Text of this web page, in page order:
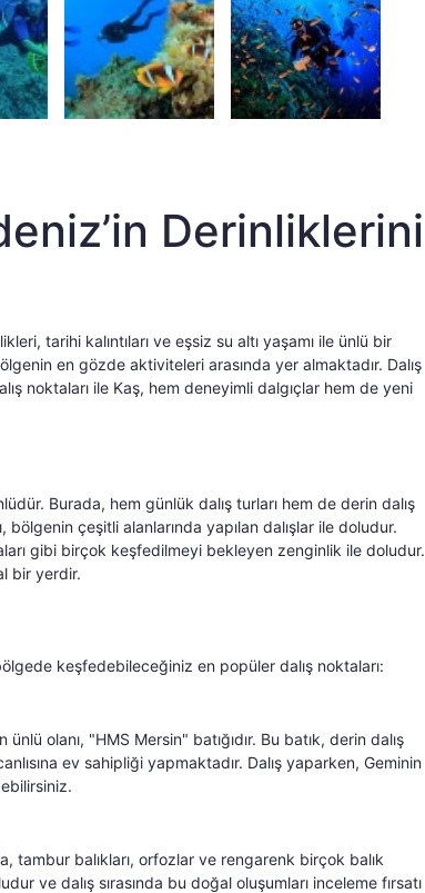
Derinliklerini
tarihi kalıntıları ve eşsiz su altı yaşamı ile ünlü bir
en gözde aktiviteleri arasında yer almaktadır. Dalış
noktaları ile Kaş, hem deneyimli dalgıçlar hem de yeni
Burada, hem günlük dalış turları hem de derin dalış
bölgenin çeşitli alanlarında yapılan dalışlar ile doludur.
gibi birçok keşfedilmeyi bekleyen zenginlik ile doludur.
bir yerdir.
keşfedebileceğiniz en popüler dalış noktaları:
olanı, "HMS Mersin" batığıdır. Bu batık, derin dalış
ev sahipliği yapmaktadır. Dalış yaparken, Geminin
tambur balıkları, orfozlar ve rengarenk birçok balık
ve dalış sırasında bu doğal oluşumları inceleme fırsatı